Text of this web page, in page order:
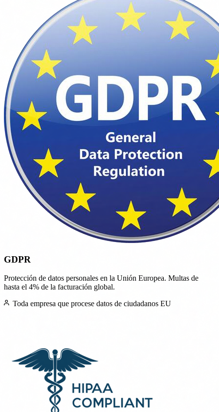
GDPR
Protección de datos personales en la Unión Europea. Multas de
hasta el 4% de la facturación global.
Toda empresa que procese datos de ciudadanos EU